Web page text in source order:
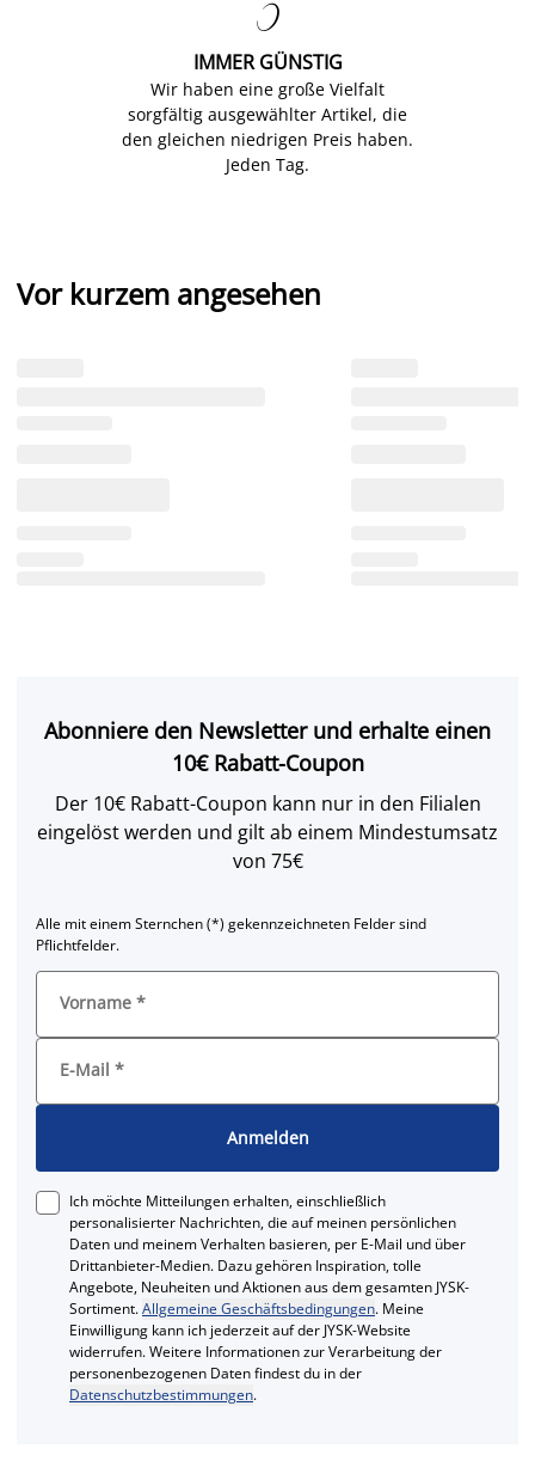

IMMER GÜNSTIG
Wir haben eine große Vielfalt
sorgfältig ausgewählter Artikel, die
den gleichen niedrigen Preis haben.
Jeden Tag.
Vor kurzem angesehen
Abonniere den Newsletter und erhalte einen
10€ Rabatt-Coupon
Der 10€ Rabatt-Coupon kann nur in den Filialen
eingelöst werden und gilt ab einem Mindestumsatz
von 75€
Alle mit einem Sternchen (*) gekennzeichneten Felder sind
Pflichtfelder.
Vorname *
E-Mail *
Anmelden
Ich möchte Mitteilungen erhalten, einschließlich
personalisierter Nachrichten, die auf meinen persönlichen
Daten und meinem Verhalten basieren, per E-Mail und über
Drittanbieter-Medien. Dazu gehören Inspiration, tolle
Angebote, Neuheiten und Aktionen aus dem gesamten JYSK-
Sortiment.Allgemeine Geschäftsbedingungen. Meine
Einwilligung kann ich jederzeit auf der JYSK-Website
widerrufen. Weitere Informationen zur Verarbeitung der
personenbezogenen Daten findest du in der
Datenschutzbestimmungen.